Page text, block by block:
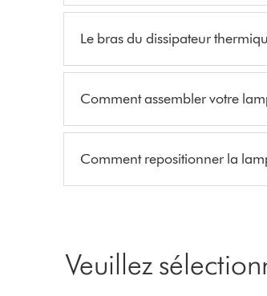
Le bras du dissipateur
Comment assembler votre
Comment repositionner la
Veuillez